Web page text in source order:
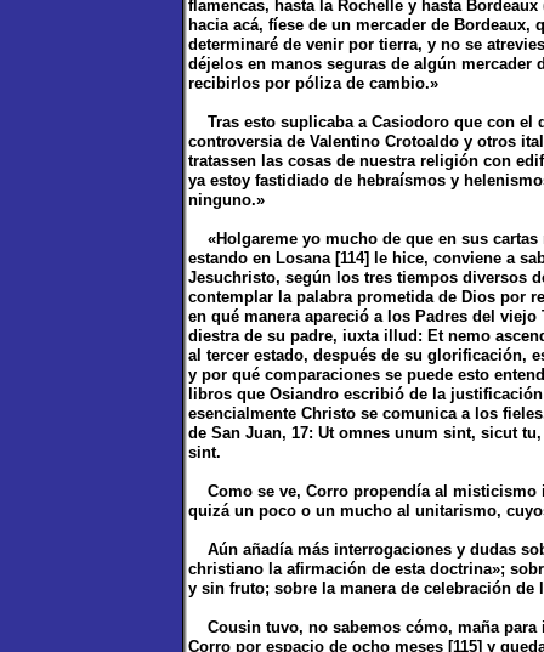
flamencas, hasta la Rochelle y hasta
hacia acá, fíese de un mercader de
determinaré de venir por tierra, y no se
déjelos en manos seguras de algún mercader
recibirlos por póliza de cambio.»
Tras esto suplicaba a Casiodoro que con el
controversia de Valentino Crotoaldo y otros
tratassen las cosas de nuestra religión con
ya estoy fastidiado de hebraísmos y
ninguno.»
«Holgareme yo mucho de que en sus
estando en Losana [114] le hice, conviene a
Jesuchristo, según los tres tiempos diversos
contemplar la palabra prometida de Dios por
en qué manera apareció a los Padres del
diestra de su padre, iuxta illud: Et nemo
al tercer estado, después de su glorificación,
y por qué comparaciones se puede esto
libros que Osiandro escribió de la
esencialmente Christo se comunica a los
de San Juan, 17: Ut omnes unum sint, sicut
sint.
Como se ve, Corro propendía al misticismo
quizá un poco o un mucho al unitarismo,
Aún añadía más interrogaciones y dudas
christiano la afirmación de esta doctrina»;
y sin fruto; sobre la manera de celebración de
Cousin tuvo, no sabemos cómo, maña para
Corro por espacio de ocho meses [115] y